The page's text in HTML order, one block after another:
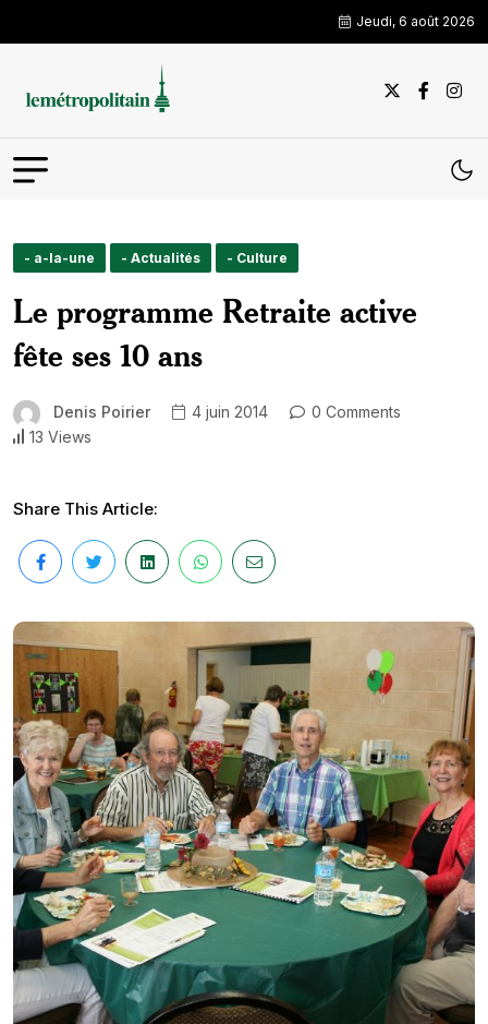
Jeudi, 6 août 2026
- a-la-une - Actualités - Culture
Le programme Retraite active
fête ses 10 ans
Denis Poirier 4 juin 2014
0 Comments
13 Views
Share This Article: